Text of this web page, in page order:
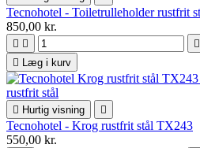
Tecnohotel - Toiletrulleholder rustfrit
850,00 kr.
  
 Læg i kurv
 Hurtig visning 
Tecnohotel - Krog rustfrit stål TX243
550,00 kr.